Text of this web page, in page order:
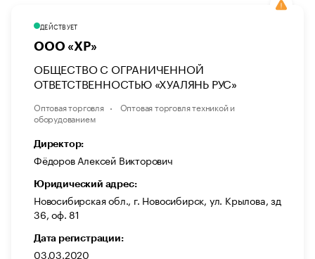
ДЕЙСТВУЕТ
ООО «ХР»
ОБЩЕСТВО С ОГРАНИЧЕННОЙ
ОТВЕТСТВЕННОСТЬЮ «ХУАЛЯНЬ РУС»
Оптовая торговля
Оптовая торговля техникой и
оборудованием
Директор:
Фёдоров Алексей Викторович
Юридический адрес:
Новосибирская обл., г. Новосибирск, ул. Крылова, зд
36, оф. 81
Дата регистрации:
03.03.2020